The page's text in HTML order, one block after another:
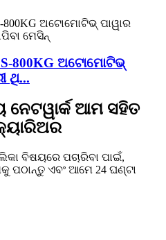
800KG ଅଟୋମୋଟିଭ୍
ଥି...
ଆମ ସହିତ
ବିଷୟରେ ପଚାରିବା ପାଇଁ,
ଏବଂ ଆମେ 24 ଘଣ୍ଟା